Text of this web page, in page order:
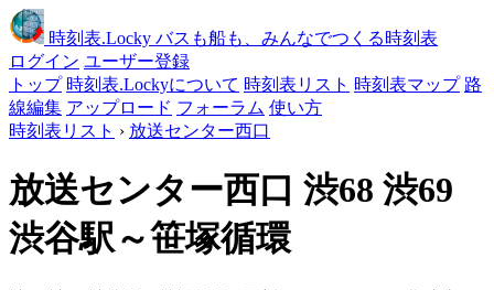
時刻表.Locky バスも船も、みんなでつくる時刻表
ログイン ユーザー登録
トップ 時刻表.Lockyについて 時刻表リスト 時刻表マップ 路
線編集 アップロード フォーラム 使い方
時刻表リスト › 放送センター西口
放送センター西口 渋68 渋69
渋谷駅～笹塚循環